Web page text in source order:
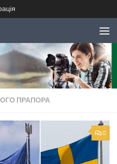
ПРАПОРА
0